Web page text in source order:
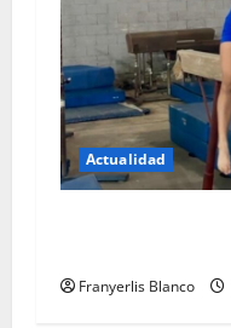
Actualidad
Franyerlis Blanco